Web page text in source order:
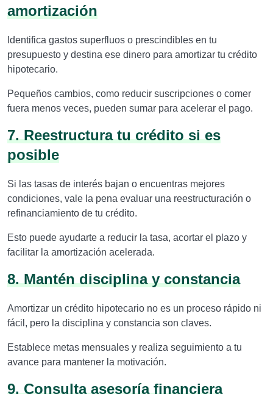
amortización
Identifica gastos superfluos o prescindibles en tu
presupuesto y destina ese dinero para amortizar tu crédito
hipotecario.
Pequeños cambios, como reducir suscripciones o comer
fuera menos veces, pueden sumar para acelerar el pago.
7. Reestructura tu crédito si es
posible
Si las tasas de interés bajan o encuentras mejores
condiciones, vale la pena evaluar una reestructuración o
refinanciamiento de tu crédito.
Esto puede ayudarte a reducir la tasa, acortar el plazo y
facilitar la amortización acelerada.
8. Mantén disciplina y constancia
Amortizar un crédito hipotecario no es un proceso rápido ni
fácil, pero la disciplina y constancia son claves.
Establece metas mensuales y realiza seguimiento a tu
avance para mantener la motivación.
9. Consulta asesoría financiera